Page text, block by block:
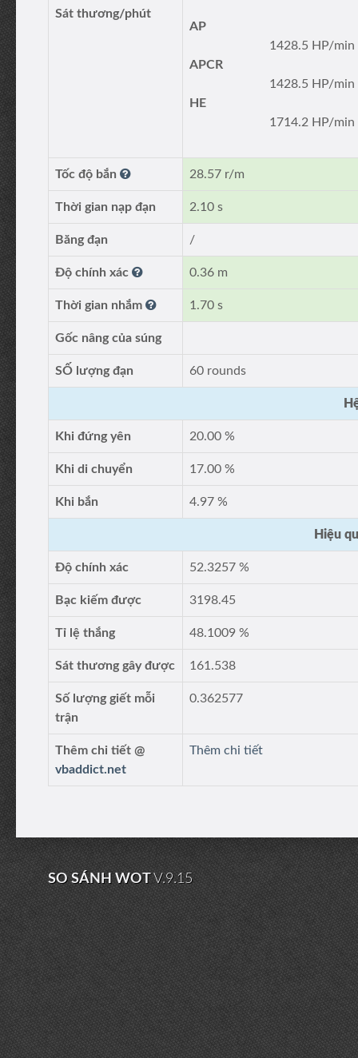
Sát thương/phút
AP
1428.5 HP/min
APCR
1428.5 HP/min
HE
1714.2 HP/min
Tốc độ bắn 28.57 r/m
Thời gian nạp đạn 2.10 s
Băng đạn /
Độ chính xác 0.36 m
Thời gian nhắm 1.70 s
Gốc nâng của súng
SỐ lượng đạn 60 rounds
Khi đứng yên 20.00 %
Khi di chuyển 17.00 %
Khi bắn 4.97 %
Hiệu
Độ chính xác 52.3257 %
Bạc kiếm được 3198.45
Tỉ lệ thắng 48.1009 %
Sát thương gây được 161.538
Số lượng giết mỗi
trận
0.362577
Thêm chi tiết @
vbaddict.net
Thêm chi tiết
SO SÁNH WOTV.9.15